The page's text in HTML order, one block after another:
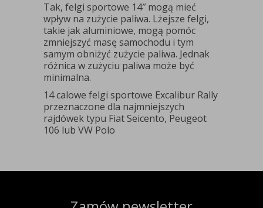
Tak, felgi sportowe 14″ mogą mieć
wpływ na zużycie paliwa. Lżejsze felgi,
takie jak aluminiowe, mogą pomóc
zmniejszyć masę samochodu i tym
samym obniżyć zużycie paliwa. Jednak
różnica w zużyciu paliwa może być
minimalna.
14 calowe felgi sportowe Excalibur Rally
przeznaczone dla najmniejszych
rajdówek typu Fiat Seicento, Peugeot
106 lub VW Polo